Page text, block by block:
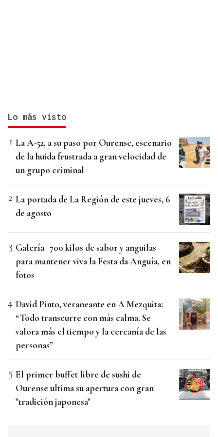
Lo más visto
La A-52, a su paso por Ourense, escenario
de la huida frustrada a gran velocidad de
un grupo criminal
La portada de La Región de este jueves, 6
de agosto
Galería | 700 kilos de sabor y anguilas
para mantener viva la Festa da Anguía, en
fotos
David Pinto, veraneante en A Mezquita:
“Todo transcurre con más calma. Se
valora más el tiempo y la cercanía de las
personas”
El primer buffet libre de sushi de
Ourense ultima su apertura con gran
"tradición japonesa"